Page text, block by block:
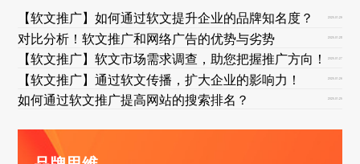
【软文推广】如何通过软文提升企业的品牌知名度？ 2025-01-29
对比分析！软文推广和网络广告的优势与劣势 2025-01-28
【软文推广】软文市场需求调查，助您把握推广方向！ 2025-01-27
【软文推广】通过软文传播，扩大企业的影响力！ 2025-01-26
如何通过软文推广提高网站的搜索排名？ 2025-01-25